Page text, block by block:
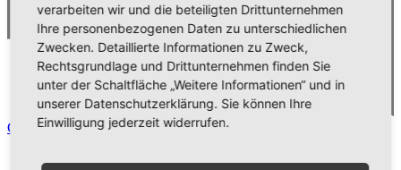
Comment
verarbeiten wir und die beteiligten Drittunternehmen
Ihre personenbezogenen Daten zu unterschiedlichen
Zwecken. Detaillierte Informationen zu Zweck,
Rechtsgrundlage und Drittunternehmen finden Sie
unter der Schaltfläche „Weitere Informationen“ und in
unserer Datenschutzerklärung. Sie können Ihre
Einwilligung jederzeit widerrufen.